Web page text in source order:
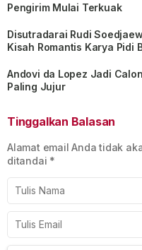
Pengirim Mulai Terkuak
Disutradarai Rudi
Kisah Romantis Karya Pidi
Andovi da Lopez Jadi
Paling Jujur
Tinggalkan Balasan
Alamat email Anda tidak
ditandai *